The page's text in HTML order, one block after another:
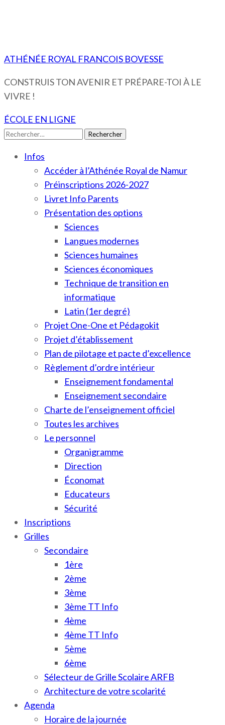
ATHÉNÉE ROYAL FRANCOIS BOVESSE
CONSTRUIS TON AVENIR ET PRÉPARE-TOI À LE
VIVRE !
ÉCOLE EN LIGNE
Rechercher :
Infos
Accéder à l’Athénée Royal de Namur
Préinscriptions 2026-2027
Livret Info Parents
Présentation des options
Sciences
Langues modernes
Sciences humaines
Sciences économiques
Technique de transition en
informatique
Latin (1er degré)
Projet One-One et Pédagokit
Projet d’établissement
Plan de pilotage et pacte d’excellence
Règlement d’ordre intérieur
Enseignement fondamental
Enseignement secondaire
Charte de l’enseignement officiel
Toutes les archives
Le personnel
Organigramme
Direction
Économat
Educateurs
Sécurité
Inscriptions
Grilles
Secondaire
1ère
2ème
3ème
3ème TT Info
4ème
4ème TT Info
5ème
6ème
Sélecteur de Grille Scolaire ARFB
Architecture de votre scolarité
Agenda
Horaire de la journée